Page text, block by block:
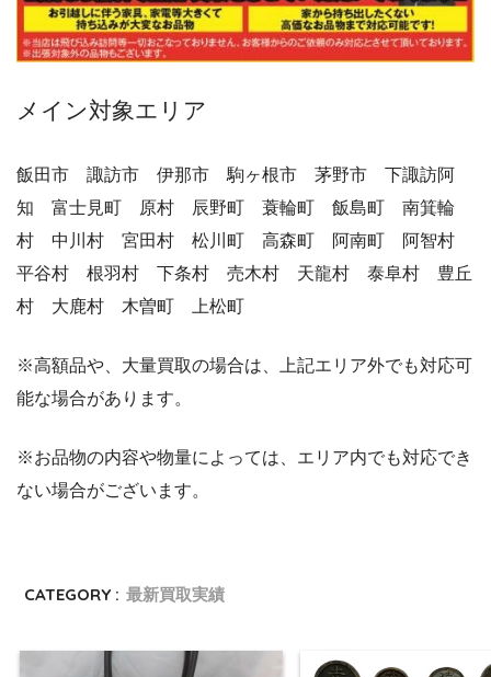
メイン対象エリア
飯田市 諏訪市 伊那市 駒ヶ根市 茅野市 下諏訪阿
知 富士見町 原村 辰野町 蓑輪町 飯島町 南箕輪
村 中川村 宮田村 松川町 高森町 阿南町 阿智村
平谷村 根羽村 下条村 売木村 天龍村 泰阜村 豊丘
村 大鹿村 木曽町 上松町
※高額品や、大量買取の場合は、上記エリア外でも対応可
能な場合があります。
※お品物の内容や物量によっては、エリア内でも対応でき
ない場合がございます。
CATEGORY : 最新買取実績